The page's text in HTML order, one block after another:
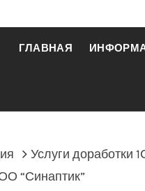
ГЛАВНАЯ
Услуги доработки
“Синаптик”